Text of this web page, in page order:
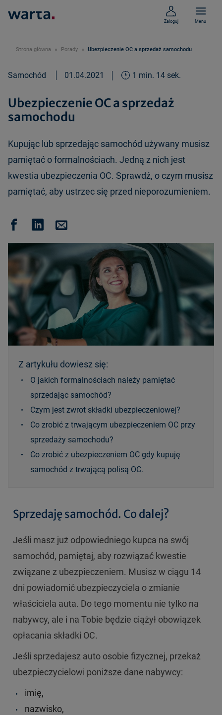
Zaloguj Menu
Strona główna Porady Ubezpieczenie OC a sprzedaż samochodu
Samochód 01.04.2021 1 min. 14 sek.
Ubezpieczenie OC a sprzedaż
samochodu
Kupując lub sprzedając samochód używany musisz
pamiętać o formalnościach. Jedną z nich jest
kwestia ubezpieczenia OC. Sprawdź, o czym musisz
pamiętać, aby ustrzec się przed nieporozumieniem.
Z artykułu dowiesz się:
O jakich formalnościach należy pamiętać
sprzedając samochód?
Czym jest zwrot składki ubezpieczeniowej?
Co zrobić z trwającym ubezpieczeniem OC przy
sprzedaży samochodu?
Co zrobić z ubezpieczeniem OC gdy kupuję
samochód z trwającą polisą OC.
Sprzedaję samochód. Co dalej?
Jeśli masz już odpowiedniego kupca na swój
samochód, pamiętaj, aby rozwiązać kwestie
związane z ubezpieczeniem. Musisz w ciągu 14
dni powiadomić ubezpieczyciela o zmianie
właściciela auta. Do tego momentu nie tylko na
nabywcy, ale i na Tobie będzie ciążył obowiązek
opłacania składki OC.
Jeśli sprzedajesz auto osobie fizycznej, przekaż
ubezpieczycielowi poniższe dane nabywcy:
imię,
nazwisko,